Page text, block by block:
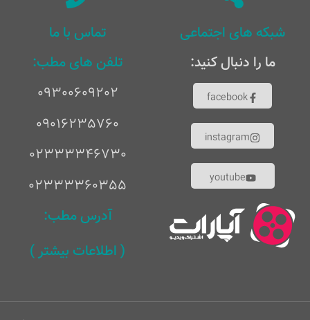
شبکه های اجتماعی
ما را دنبال کنید:
facebook
instagram
youtube
تماس با ما
تلفن های مطب:
٠٩٣٠٠۶٠٩٢٠٢
٠٩٠١۶٢٣۵٧۶٠
02333346730
02333360355
آدرس مطب:
( اطلاعات بیشتر )